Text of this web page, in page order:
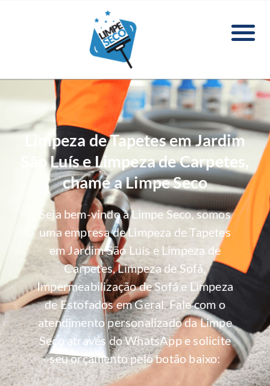
Limpeza de Tapetes em Jardim
São Luís e Limpeza de Carpetes,
chame a Limpe Seco
Seja bem-vindo à Limpe Seco, somos
uma empresa de Limpeza de Tapetes
em Jardim São Luís e Limpeza de
Carpetes, Limpeza de Sofá,
Impermeabilização de Sofá e Limpeza
de Estofados em Geral. Fale com o
atendimento personalizado da Limpe
Seco através do WhatsApp e solicite
seu orçamento pelo botão baixo: